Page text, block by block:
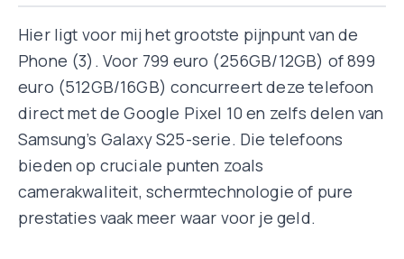
Hier ligt voor mij het grootste pijnpunt van de
Phone (3). Voor 799 euro (256GB/12GB) of 899
euro (512GB/16GB) concurreert deze telefoon
direct met de Google Pixel 10 en zelfs delen van
Samsung’s Galaxy S25-serie. Die telefoons
bieden op cruciale punten zoals
camerakwaliteit, schermtechnologie of pure
prestaties vaak meer waar voor je geld.